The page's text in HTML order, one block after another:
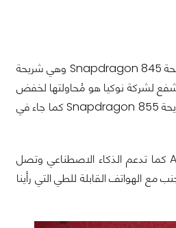
خيبت شركة نوكيا آمال الكثيرين وتوقعاتهم بالنسبة لعتاد هاتف Nokia 9 PureView، ذلك حيث سيتم توفير الهاتف بشريحة Snapdragon 845 وهي شريحة
إلا أن ما يشفع لشركة نوكيا هو مُحاولتها لخفض
سعر الهاتف باستخدام هذه الشريحة كي يكون مُناسباً وذا سعر غير مُبالغ فيه مثل ما كان قد يحدث في حالة استخدمت شريحة Snapdragon 855 كما جاء في
تظل شريحة Qualcomm Snapdragon 845 ذات مُواصفات جيدة فهي تحتوي على مُعالج رسومي Adreno 630 كما تدعم الذكاء الاصطناعي وتصل
مع الهواتف القابلة للطي التي رأينا